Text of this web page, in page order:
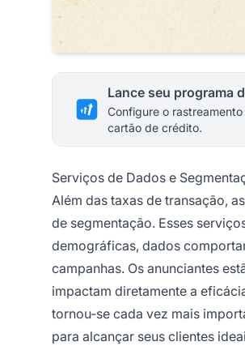
Lance seu programa
Configure o
cartão de crédito.
Serviços de Dados e
Além das taxas de transação,
de segmentação. Esses
demográficas, dados
campanhas. Os anunciantes
impactam diretamente a
tornou-se cada vez mais
para alcançar seus clientes